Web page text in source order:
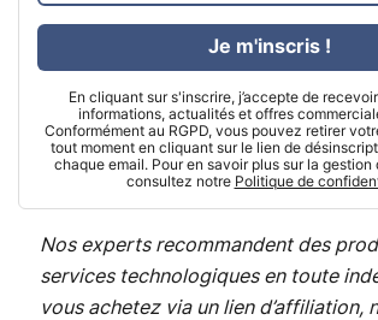
En cliquant sur s'inscrire, j’accepte de
informations, actualités et offres
Conformément au RGPD, vous pouvez retirer
tout moment en cliquant sur le lien de
chaque email. Pour en savoir plus sur la gestion
consultez notre Politique de
Je m'inscris !
Nos experts recommandent des
services technologiques en toute
vous achetez via un lien d’affiliation,